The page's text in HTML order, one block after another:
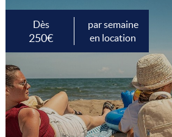
Dès
250€
par semaine
en location